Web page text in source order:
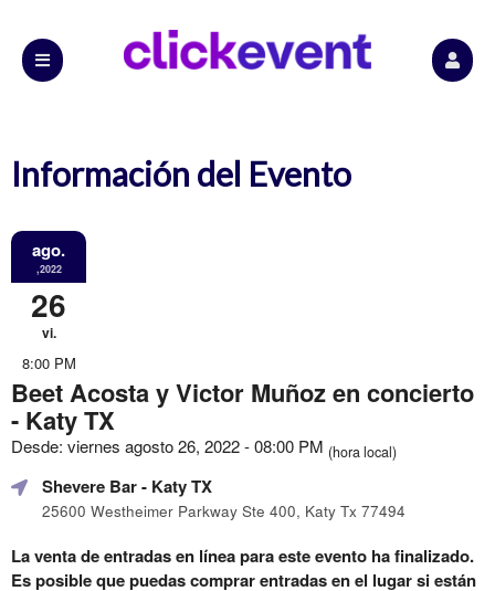
Información del Evento
ago.
,2022
26
vi.
8:00 PM
Beet Acosta y Victor Muñoz en concierto
- Katy TX
Desde: viernes agosto 26, 2022 - 08:00 PM (hora local)
Shevere Bar- Katy TX
25600 Westheimer Parkway Ste 400, Katy Tx 77494
La venta de entradas en línea para este evento ha finalizado.
Es posible que puedas comprar entradas en el lugar si están